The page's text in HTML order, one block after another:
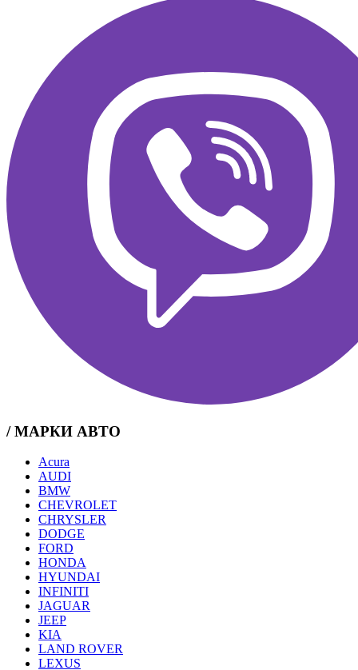
/ МАРКИ АВТО
Acura
AUDI
BMW
CHEVROLET
CHRYSLER
DODGE
FORD
HONDA
HYUNDAI
INFINITI
JAGUAR
JEEP
KIA
LAND ROVER
LEXUS